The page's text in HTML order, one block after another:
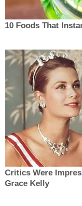
10 Foods That
Critics Were
Grace Kelly